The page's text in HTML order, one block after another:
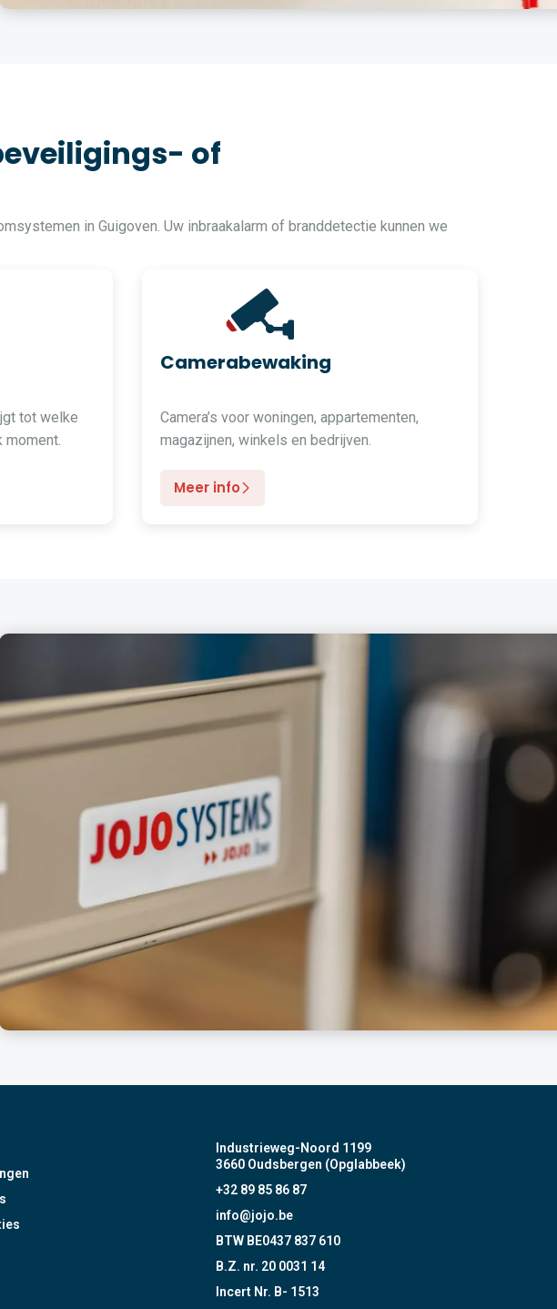
of
in Guigoven. Uw inbraakalarm of branddetectie kunnen we
tot welke
moment.
Camerabewaking
Camera’s voor woningen, appartementen,
magazijnen, winkels en bedrijven.
Meer info
Industrieweg-Noord 1199
3660 Oudsbergen (Opglabbeek)
+32 89 85 86 87
info@jojo.be
BTW BE0437 837 610
B.Z. nr. 20 0031 14
Incert Nr. B- 1513